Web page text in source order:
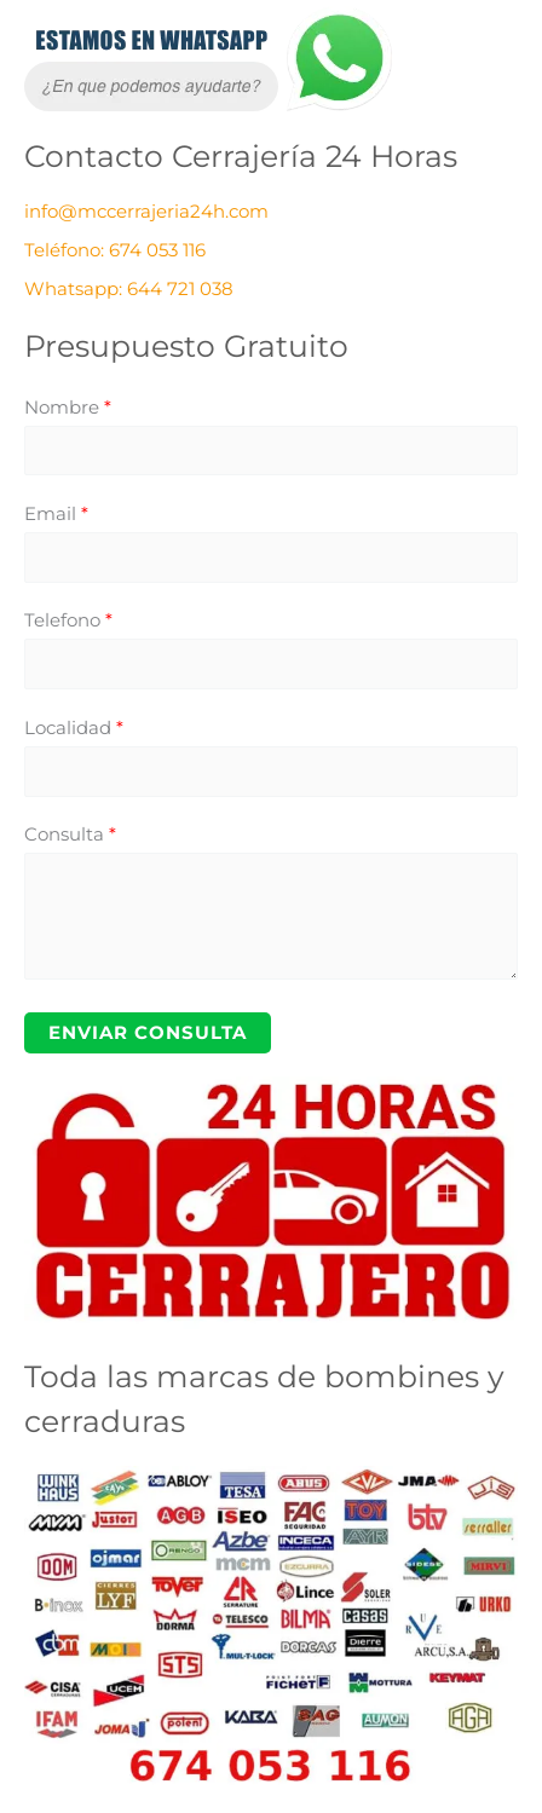
Contacto Cerrajería 24 Horas
info@mccerrajeria24h.com
Teléfono: 674 053 116
Whatsapp: 644 721 038
Presupuesto Gratuito
Nombre *
Email *
Telefono *
Localidad *
Consulta *
Toda las marcas de bombines y
cerraduras
i